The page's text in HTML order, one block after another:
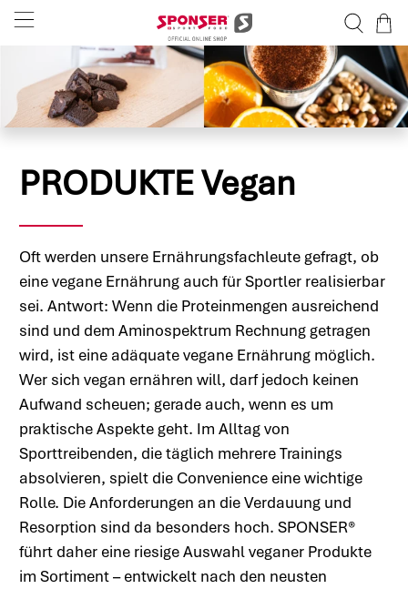
PRODUKTE Vegan
Oft werden unsere Ernährungsfachleute gefragt, ob
eine vegane Ernährung auch für Sportler realisierbar
sei. Antwort: Wenn die Proteinmengen ausreichend
sind und dem Aminospektrum Rechnung getragen
wird, ist eine adäquate vegane Ernährung möglich.
Wer sich vegan ernähren will, darf jedoch keinen
Aufwand scheuen; gerade auch, wenn es um
praktische Aspekte geht. Im Alltag von
Sporttreibenden, die täglich mehrere Trainings
absolvieren, spielt die Convenience eine wichtige
Rolle. Die Anforderungen an die Verdauung und
Resorption sind da besonders hoch. SPONSER®
führt daher eine riesige Auswahl veganer Produkte
im Sortiment – entwickelt nach den neusten